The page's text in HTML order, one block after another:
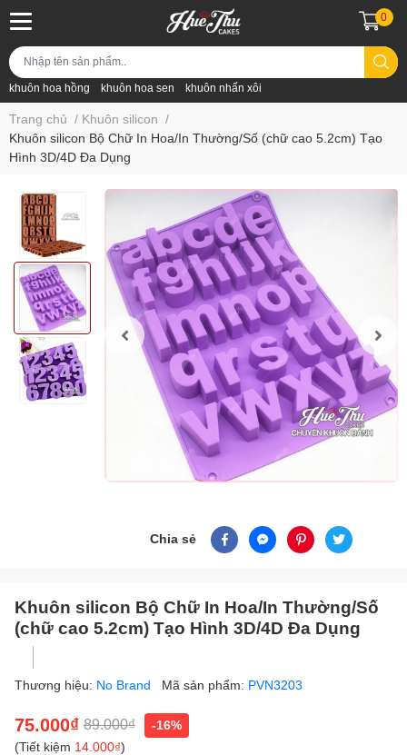
khuôn hoa hồng khuôn hoa sen khuôn nhấn xôi
0
Trang chủ / Khuôn silicon /
Khuôn silicon Bộ Chữ In Hoa/In Thường/Số (chữ cao 5.2cm) Tạo
Hình 3D/4D Đa Dụng
Chia sẻ
Khuôn silicon Bộ Chữ In Hoa/In Thường/Số
(chữ cao 5.2cm) Tạo Hình 3D/4D Đa Dụng
Thương hiệu: No Brand Mã sản phẩm: PVN3203
75.000₫ 89.000₫
-16%
(Tiết kiệm 14.000₫)